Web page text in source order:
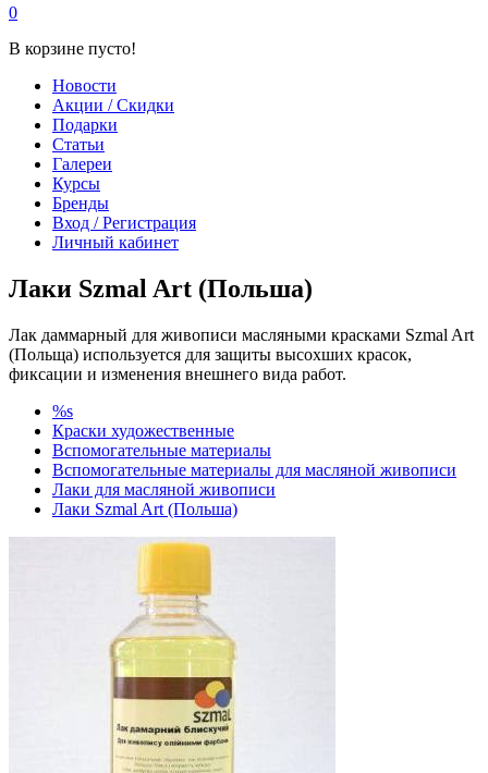
0
В корзине пусто!
Новости
Акции / Скидки
Подарки
Статьи
Галереи
Курсы
Бренды
Вход / Регистрация
Личный кабинет
Лаки Szmal Art (Польша)
Лак даммарный для живописи масляными красками Szmal Art
(Польща) используется для защиты высохших красок,
фиксации и изменения внешнего вида работ.
%s
Краски художественные
Вспомогательные материалы
Вспомогательные материалы для масляной живописи
Лаки для масляной живописи
Лаки Szmal Art (Польша)